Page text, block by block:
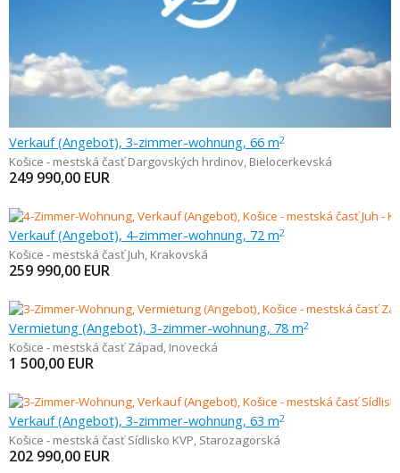
Verkauf (Angebot), 3-zimmer-wohnung, 66 m2
Košice - mestská časť Dargovských hrdinov, Bielocerkevská
249 990,00 EUR
Verkauf (Angebot), 4-zimmer-wohnung, 72 m2
Košice - mestská časť Juh, Krakovská
259 990,00 EUR
Vermietung (Angebot), 3-zimmer-wohnung, 78 m2
Košice - mestská časť Západ, Inovecká
1 500,00 EUR
Verkauf (Angebot), 3-zimmer-wohnung, 63 m2
Košice - mestská časť Sídlisko KVP, Starozagorská
202 990,00 EUR